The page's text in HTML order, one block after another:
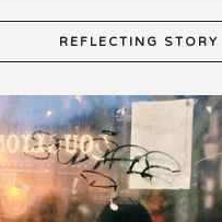
REFLECTING STORY